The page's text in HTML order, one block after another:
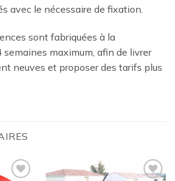
avec le nécessaire de fixation.
sont fabriquées à la
maximum, afin de livrer
neuves et proposer des tarifs plus